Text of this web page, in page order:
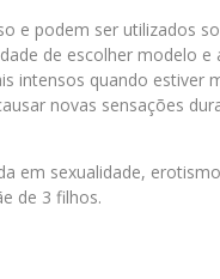
e podem ser utilizados
de escolher modelo e
intensos quando estiver
novas sensações
em sexualidade,
de 3 filhos.